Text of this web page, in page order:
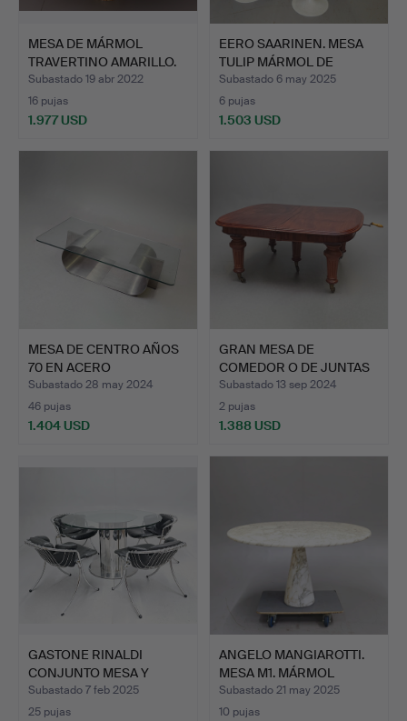
MESA DE MÁRMOL
TRAVERTINO AMARILLO.
Subastado 19 abr 2022
16 pujas
1.977 USD
EERO SAARINEN. MESA
TULIP MÁRMOL DE
CARRAR…
Subastado 6 may 2025
6 pujas
1.503 USD
MESA DE CENTRO AÑOS
70 EN ACERO
INOXIDABLE…
Subastado 28 may 2024
46 pujas
1.404 USD
GRAN MESA DE
COMEDOR O DE JUNTAS
EXTENSIBL…
Subastado 13 sep 2024
2 pujas
1.388 USD
GASTONE RINALDI
CONJUNTO MESA Y
SILLAS MOD…
Subastado 7 feb 2025
25 pujas
ANGELO MANGIAROTTI.
MESA M1. MÁRMOL
BLANCO.
Subastado 21 may 2025
10 pujas